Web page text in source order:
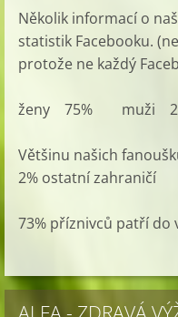
Několik informací o
statistik Facebooku.
protože ne každý
ženy 75% muži
Většinu našich
2% ostatní zahraničí
73% příznivců patří do